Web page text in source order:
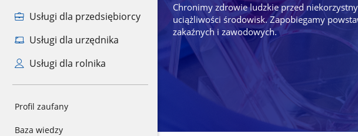
Usługi dla przedsiębiorcy
Usługi dla urzędnika
Usługi dla rolnika
Profil zaufany
Baza wiedzy
Chronimy zdrowie ludzkie przed
uciążliwości środowisk. Zapobiegamy
zakaźnych i zawodowych.